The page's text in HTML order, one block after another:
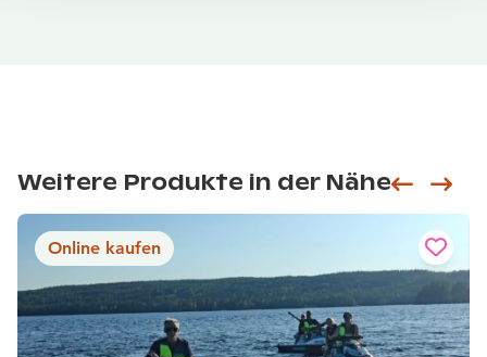
Weitere Produkte in der Nähe
Online kaufen
Siirry